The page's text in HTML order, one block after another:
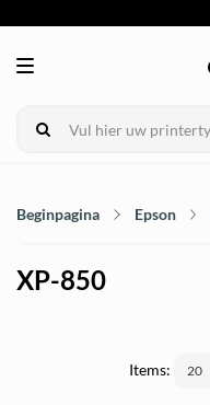
Beginpagina Epson
XP-850
Items: 20